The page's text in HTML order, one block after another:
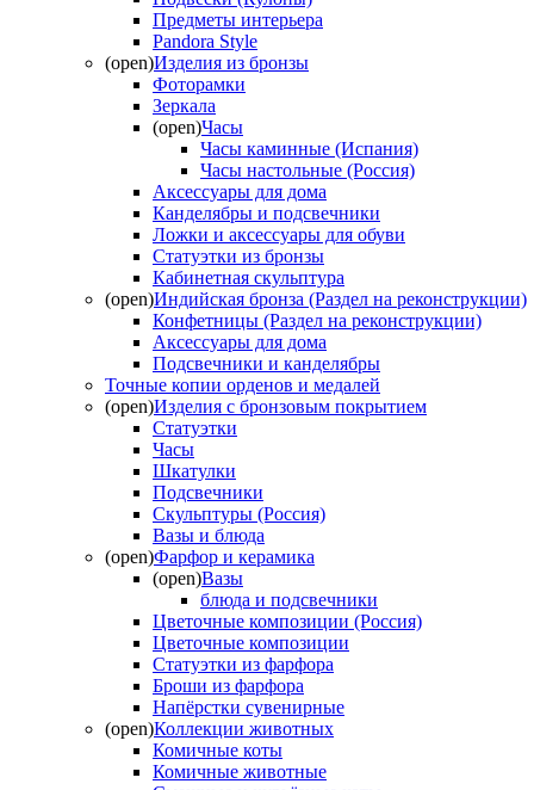
Предметы интерьера
Pandora Style
(open)Изделия из бронзы
Фоторамки
Зеркала
(open)Часы
Часы каминные (Испания)
Часы настольные (Россия)
Аксессуары для дома
Канделябры и подсвечники
Ложки и аксессуары для обуви
Статуэтки из бронзы
Кабинетная скульптура
(open)Индийская бронза (Раздел на реконструкции)
Конфетницы (Раздел на реконструкции)
Аксессуары для дома
Подсвечники и канделябры
Точные копии орденов и медалей
(open)Изделия с бронзовым покрытием
Статуэтки
Часы
Шкатулки
Подсвечники
Скульптуры (Россия)
Вазы и блюда
(open)Фарфор и керамика
(open)Вазы
блюда и подсвечники
Цветочные композиции (Россия)
Цветочные композиции
Статуэтки из фарфора
Броши из фарфора
Напёрстки сувенирные
(open)Коллекции животных
Комичные коты
Комичные животные